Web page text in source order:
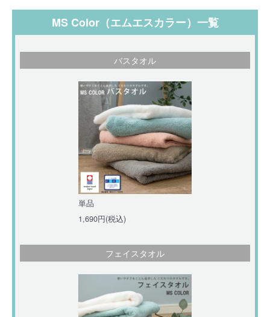
MS Color（エムエスカラー）一覧
バスタオル
単品
1,690円(税込)
フェイスタオル